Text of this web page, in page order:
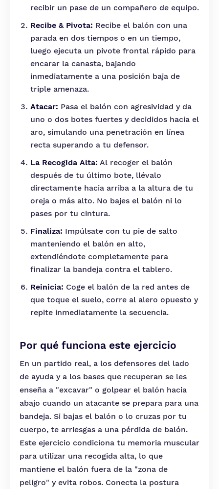
recibir un pase de un compañero de equipo.
Recibe & Pivota: Recibe el balón con una
parada en dos tiempos o en un tiempo,
luego ejecuta un pivote frontal rápido para
encarar la canasta, bajando
inmediatamente a una posición baja de
triple amenaza.
Atacar: Pasa el balón con agresividad y da
uno o dos botes fuertes y decididos hacia el
aro, simulando una penetración en línea
recta superando a tu defensor.
La Recogida Alta: Al recoger el balón
después de tu último bote, llévalo
directamente hacia arriba a la altura de tu
oreja o más alto. No bajes el balón ni lo
pases por tu cintura.
Finaliza: Impúlsate con tu pie de salto
manteniendo el balón en alto,
extendiéndote completamente para
finalizar la bandeja contra el tablero.
Reinicia: Coge el balón de la red antes de
que toque el suelo, corre al alero opuesto y
repite inmediatamente la secuencia.
Por qué funciona este ejercicio
En un partido real, a los defensores del lado
de ayuda y a los bases que recuperan se les
enseña a "excavar" o golpear el balón hacia
abajo cuando un atacante se prepara para una
bandeja. Si bajas el balón o lo cruzas por tu
cuerpo, te arriesgas a una pérdida de balón.
Este ejercicio condiciona tu memoria muscular
para utilizar una recogida alta, lo que
mantiene el balón fuera de la "zona de
peligro" y evita robos. Conecta la postura